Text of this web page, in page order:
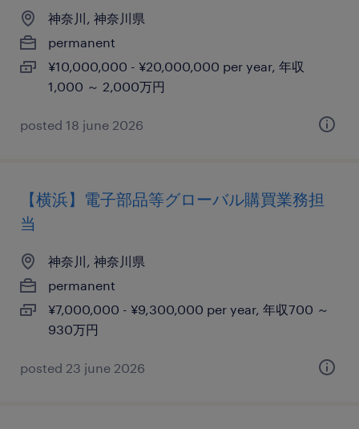
神奈川, 神奈川県
permanent
¥10,000,000 - ¥20,000,000 per year, 年収
1,000 ～ 2,000万円
posted 18 june 2026
【横浜】電子部品等グローバル購買業務担
当
神奈川, 神奈川県
permanent
¥7,000,000 - ¥9,300,000 per year, 年収700 ～
930万円
posted 23 june 2026